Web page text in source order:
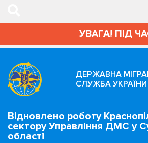
УВАГА! ПІД
ДЕРЖАВНА
СЛУЖБА УКРАЇНИ
Відновлено роботу
сектору Управління ДМС у
області